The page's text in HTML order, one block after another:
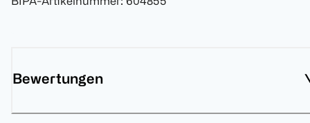
Bewertungen